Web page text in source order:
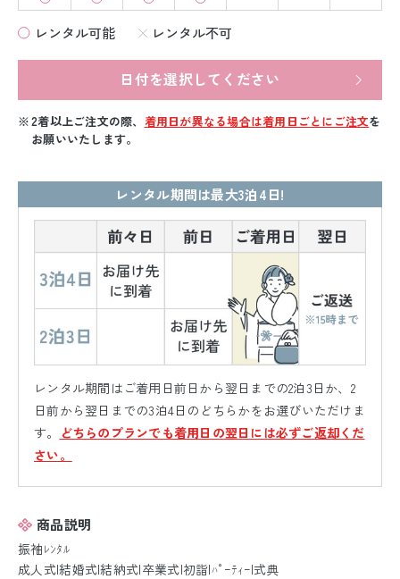
レンタル可能 レンタル不可
日付を選択してください
2着以上ご注文の際、 着用日が異なる場合は着用日ごとにご注文を
お願いいたします。
レンタル期間は最大3泊4日!
レンタル期間はご着用日前日から翌日までの2泊3日か、2
日前から翌日までの3泊4日のどちらかをお選びいただけま
す。
どちらのプランでも着用日の翌日には必ずご返却くだ
さい。
商品説明
振袖ﾚﾝﾀﾙ
成人式|結婚式|結納式|卒業式|初詣|ﾊﾟｰﾃｨｰ|式典